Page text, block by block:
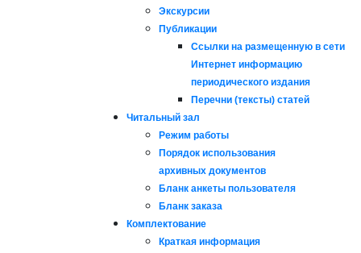
Экскурсии
Публикации
Ссылки на размещенную в сети
Интернет информацию
периодического издания
Перечни (тексты) статей
Читальный зал
Режим работы
Порядок использования
архивных документов
Бланк анкеты пользователя
Бланк заказа
Комплектование
Краткая информация